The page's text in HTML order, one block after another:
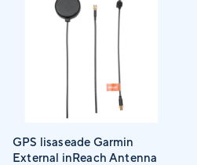
GPS lisaseade Garmin
External inReach Antenna